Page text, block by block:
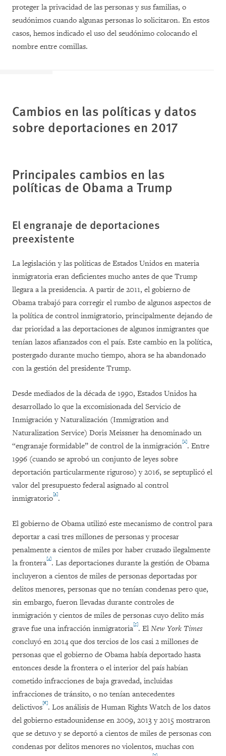
proteger la privacidad de las personas y sus familias, o
seudónimos cuando algunas personas lo solicitaron. En estos
casos, hemos indicado el uso del seudónimo colocando el
nombre entre comillas.
Cambios en las políticas y datos
sobre deportaciones en 2017
Principales cambios en las
políticas de Obama a Trump
El engranaje de deportaciones
preexistente
La legislación y las políticas de Estados Unidos en materia
inmigratoria eran deficientes mucho antes de que Trump
llegara a la presidencia. A partir de 2011, el gobierno de
Obama trabajó para corregir el rumbo de algunos aspectos de
la política de control inmigratorio, principalmente dejando de
dar prioridad a las deportaciones de algunos inmigrantes que
tenían lazos afianzados con el país. Este cambio en la política,
postergado durante mucho tiempo, ahora se ha abandonado
con la gestión del presidente Trump.
Desde mediados de la década de 1990, Estados Unidos ha
desarrollado lo que la excomisionada del Servicio de
Inmigración y Naturalización (Immigration and
Naturalization Service) Doris Meissner ha denominado un
“engranaje formidable” de control de la inmigración[2]. Entre
1996 (cuando se aprobó un conjunto de leyes sobre
deportación particularmente riguroso) y 2016, se septuplicó el
valor del presupuesto federal asignado al control
inmigratorio[3].
El gobierno de Obama utilizó este mecanismo de control para
deportar a casi tres millones de personas y procesar
penalmente a cientos de miles por haber cruzado ilegalmente
la frontera[4]. Las deportaciones durante la gestión de Obama
incluyeron a cientos de miles de personas deportadas por
delitos menores, personas que no tenían condenas pero que,
sin embargo, fueron llevadas durante controles de
inmigración y cientos de miles de personas cuyo delito más
grave fue una infracción inmigratoria[5]. El New York Times
concluyó en 2014 que dos tercios de los casi 2 millones de
personas que el gobierno de Obama había deportado hasta
entonces desde la frontera o el interior del país habían
cometido infracciones de baja gravedad, incluidas
infracciones de tránsito, o no tenían antecedentes
delictivos[6]. Los análisis de Human Rights Watch de los datos
del gobierno estadounidense en 2009, 2013 y 2015 mostraron
que se detuvo y se deportó a cientos de miles de personas con
condenas por delitos menores no violentos, muchas con